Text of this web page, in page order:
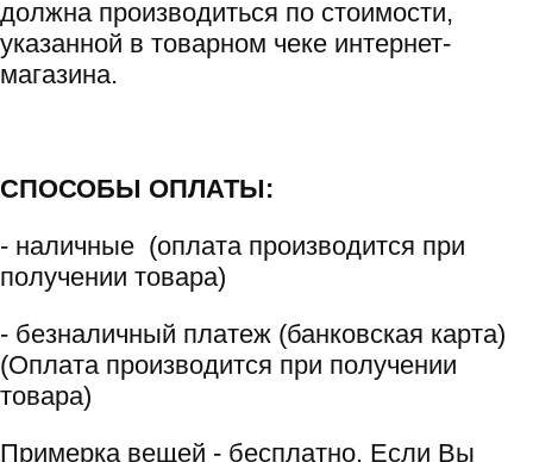
должна производиться по стоимости,
указанной в товарном чеке интернет-
магазина.
СПОСОБЫ ОПЛАТЫ:
- наличные (оплата производится при
получении товара)
- безналичный платеж (банковская карта)
(Оплата производится при получении
товара)
Примерка вещей - бесплатно. Если Вы